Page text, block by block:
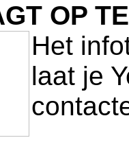
OP
Het
laat je